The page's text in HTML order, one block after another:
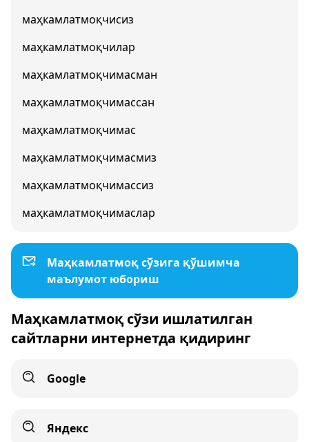
маҳкамлатмоқчисиз
маҳкамлатмоқчилар
маҳкамлатмоқчимасман
маҳкамлатмоқчимассан
маҳкамлатмоқчимас
маҳкамлатмоқчимасмиз
маҳкамлатмоқчимассиз
маҳкамлатмоқчимаслар
Маҳкамлатмоқ сўзига қўшимча
маълумот юбориш
Маҳкамлатмоқ сўзи ишлатилган
сайтларни интернетда қидиринг
Google
Яндекс